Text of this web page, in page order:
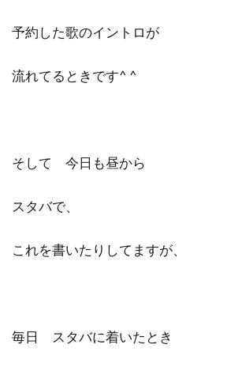
予約した歌のイントロが
流れてるときです^ ^
そして 今日も昼から
スタバで、
これを書いたりしてますが、
毎日 スタバに着いたとき